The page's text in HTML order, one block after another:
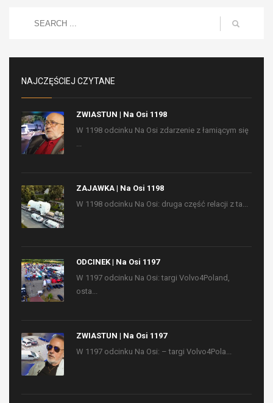
NAJCZĘŚCIEJ CZYTANE
ZWIASTUN | Na Osi 1198
W 1198 odcinku Na Osi zdarzenie z łamiącym się
...
ZAJAWKA | Na Osi 1198
W 1198 odcinku Na Osi: druga część relacji z ta...
ODCINEK | Na Osi 1197
W 1197 odcinku Na Osi: targi Volvo4Poland,
osta...
ZWIASTUN | Na Osi 1197
W 1197 odcinku Na Osi: – targi Volvo4Pola...